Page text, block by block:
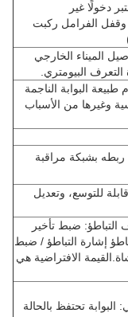
دخولًا غير
وقفل الفرامل ركبت
الميناء الخارجي
البيومتري.
البوابة الناجمة
وغيرها من الأسباب
ربطه بشبكة مراقبة
للتوسع، وتعديل
التباطؤ: ضبط تأخير
إشارة التباطؤ / ضبط
الافتراضية هي
تحتفظ بالحالة